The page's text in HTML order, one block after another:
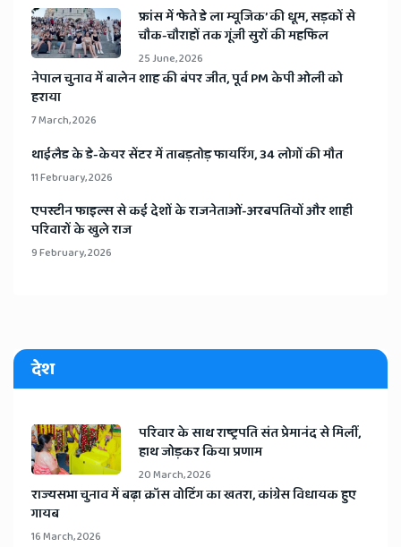
​फ्रांस में ‘फेते डे ला म्यूजिक’ की धूम, सड़कों से
चौक-चौराहों तक गूंजी सुरों की महफिल
25 June, 2026
​नेपाल चुनाव में बालेन शाह की बंपर जीत, पूर्व PM केपी ओली को
हराया
7 March, 2026
​थाईलैड के डे-केयर सेंटर में ताबड़तोड़ फायरिंग, 34 लोगों की मौत
11 February, 2026
​एपस्टीन फाइल्स से कई देशों के राजनेताओं-अरबपतियों और शाही
परिवारों के खुले राज
9 February, 2026
देश
​परिवार के साथ राष्ट्रपति संत प्रेमानंद से मिलीं,
हाथ जोड़कर किया प्रणाम
20 March, 2026
​राज्यसभा चुनाव में बढ़ा क्रॉस वोटिंग का खतरा, कांग्रेस विधायक हुए
गायब
16 March, 2026